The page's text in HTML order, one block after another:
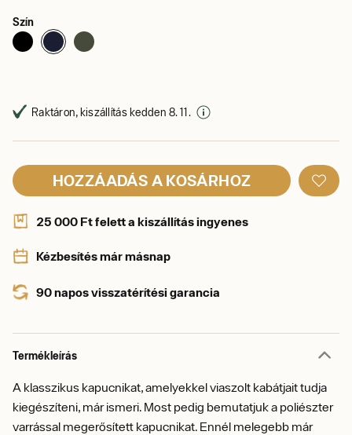
Szín
Raktáron, kiszállítás kedden 8. 11.
HOZZÁADÁS A KOSÁRHOZ
25 000 Ft felett a kiszállítás ingyenes
Kézbesítés már másnap
90 napos visszatérítési garancia
Termékleírás
A klasszikus kapucnikat, amelyekkel viaszolt kabátjait tudja
kiegészíteni, már ismeri. Most pedig bemutatjuk a poliészter
varrással megerősített kapucnikat. Ennél melegebb már